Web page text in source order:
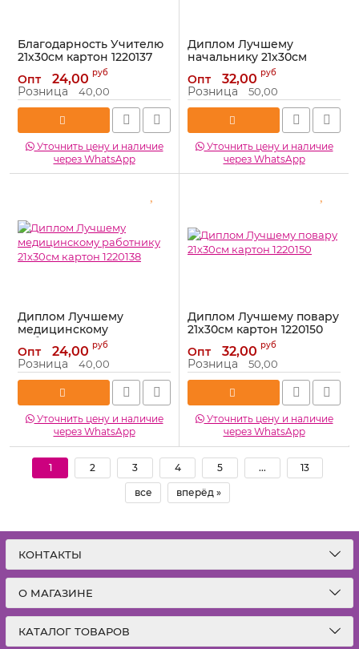
Благодарность Учителю
21х30см картон 1220137
Артикул: 1220137
Опт 24,00 руб
Розница 40,00
Уточнить цену и наличие
через WhatsApp
Диплом Лучшему
начальнику 21х30см
картон 1220147
Артикул: 1220147
Опт 32,00 руб
Розница 50,00
Уточнить цену и наличие
через WhatsApp
Диплом Лучшему
медицинскому
работнику 21х30см
картон 1220138
Артикул: 1220138
Опт 24,00 руб
Розница 40,00
Уточнить цену и наличие
через WhatsApp
Диплом Лучшему повару
21х30см картон 1220150
Артикул: 1220150
Опт 32,00 руб
Розница 50,00
Уточнить цену и наличие
через WhatsApp
1 2 3 4 5 ... 13
все вперёд »
КОНТАКТЫ
О МАГАЗИНЕ
КАТАЛОГ ТОВАРОВ